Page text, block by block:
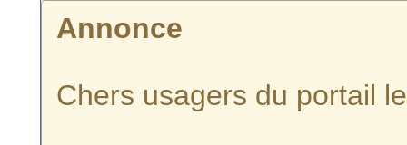
Annonce
Chers usagers du portail